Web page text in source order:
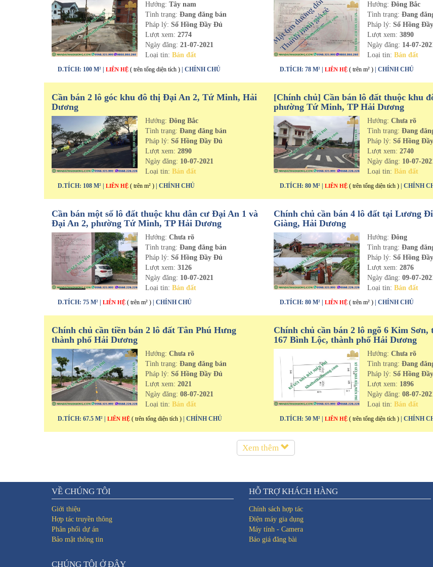
Hướng:Tây nam
Tình trạng:Đang đăng bán
Pháp lý: Sổ Hồng Đầy Đủ
Lượt xem:2774
Ngày đăng:21-07-2021
Loại tin:Bán đất
D.TÍCH: 100 M² | LIÊN HỆ ( trên tổng diện tích ) | CHÍNH CHỦ
Hướng:Đông Bắc
Tình trạng:Đang
Pháp lý: Sổ Hồng
Lượt xem:3890
Ngày đăng: 14-07-
Loại tin:Bán đất
D.TÍCH: 78 M² | LIÊN HỆ ( trên m² ) | CHÍNH CHỦ
Cần bán 2 lô góc khu đô thị Đại An 2, Tứ Minh, Hải
Dương
Hướng:Đông Bắc
Tình trạng:Đang đăng bán
Pháp lý: Sổ Hồng Đầy Đủ
Lượt xem:2890
Ngày đăng: 10-07-2021
Loại tin:Bán đất
D.TÍCH: 108 M² | LIÊN HỆ ( trên m² ) | CHÍNH CHỦ
[Chính chủ] Cần bán lô đất thuộc khu
phường Tứ Minh, TP Hải Dương
Hướng:Chưa rõ
Tình trạng:Đang
Pháp lý: Sổ Hồng
Lượt xem:2740
Ngày đăng: 10-07-
Loại tin:Bán đất
D.TÍCH: 80 M² | LIÊN HỆ ( trên tổng diện tích ) | CHÍNH
Cần bán một số lô đất thuộc khu dân cư Đại An 1 và
Đại An 2, phường Tứ Minh, TP Hải Dương
Hướng:Chưa rõ
Tình trạng:Đang đăng bán
Pháp lý: Sổ Hồng Đầy Đủ
Lượt xem:3126
Ngày đăng: 10-07-2021
Loại tin:Bán đất
D.TÍCH: 75 M² | LIÊN HỆ ( trên m² ) | CHÍNH CHỦ
Chính chủ cần bán 4 lô đất tại Lương
Giàng, Hải Dương
Hướng:Đông
Tình trạng:Đang
Pháp lý: Sổ Hồng
Lượt xem:2876
Ngày đăng:09-07-
Loại tin:Bán đất
D.TÍCH: 80 M² | LIÊN HỆ ( trên m² ) | CHÍNH CHỦ
Chính chủ cần tiền bán 2 lô đất Tân Phú Hưng
thành phố Hải Dương
Hướng:Chưa rõ
Tình trạng:Đang đăng bán
Pháp lý: Sổ Hồng Đầy Đủ
Lượt xem:2021
Ngày đăng:08-07-2021
Loại tin:Bán đất
D.TÍCH: 67.5 M² | LIÊN HỆ ( trên tổng diện tích ) | CHÍNH CHỦ
Chính chủ cần bán 2 lô ngõ 6 Kim Sơn,
167 Bình Lộc, thành phố Hải Dương
Hướng:Chưa rõ
Tình trạng:Đang
Pháp lý: Sổ Hồng
Lượt xem: 1896
Ngày đăng:08-07-
Loại tin:Bán đất
D.TÍCH: 50 M² | LIÊN HỆ ( trên tổng diện tích ) | CHÍNH
Xem thêm
VỀ CHÚNG TÔI
Giới thiệu
Hợp tác truyền thông
Phân phối dự án
Bảo mật thông tin
HỖ TRỢ KHÁCH HÀNG
Chính sách hợp tác
Điện máy gia dụng
Máy tính - Camera
Báo giá đăng bài
CHÚNG TÔI Ở ĐÂY